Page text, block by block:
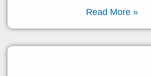
Read More »